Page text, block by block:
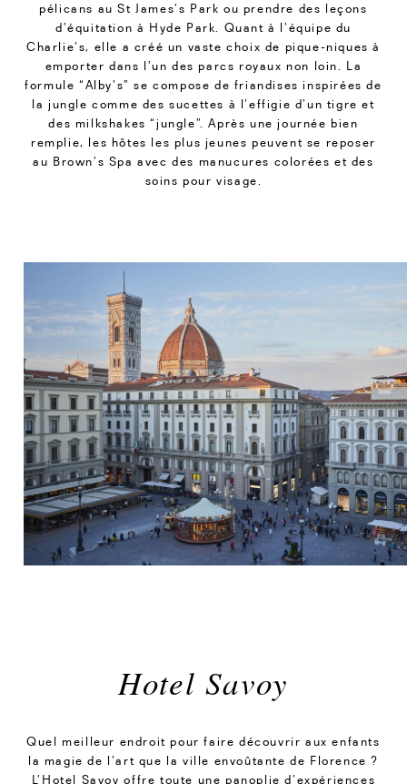
pélicans au St James’s Park ou prendre des leçons
d’équitation à Hyde Park. Quant à l’équipe du
Charlie’s, elle a créé un vaste choix de pique-niques à
emporter dans l’un des parcs royaux non loin. La
formule “Alby’s” se compose de friandises inspirées de
la jungle comme des sucettes à l’effigie d’un tigre et
des milkshakes “jungle”. Après une journée bien
remplie, les hôtes les plus jeunes peuvent se reposer
au Brown’s Spa avec des manucures colorées et des
soins pour visage.
Hotel Savoy
Quel meilleur endroit pour faire découvrir aux enfants
la magie de l’art que la ville envoûtante de Florence ?
L’ Hotel Savoy offre toute une panoplie d’expériences